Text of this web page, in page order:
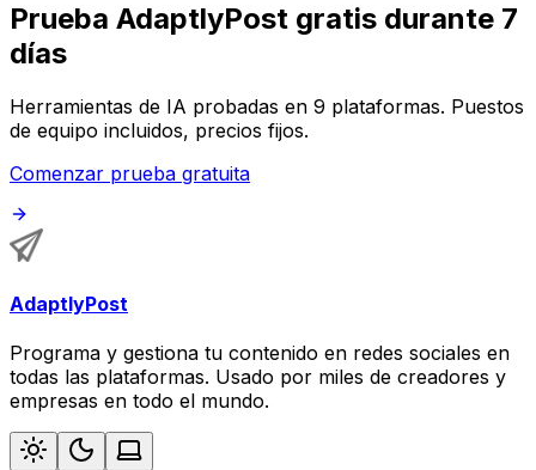
Prueba AdaptlyPost gratis durante 7
días
Herramientas de IA probadas en 9 plataformas. Puestos
de equipo incluidos, precios fijos.
Comenzar prueba gratuita
AdaptlyPost
Programa y gestiona tu contenido en redes sociales en
todas las plataformas. Usado por miles de creadores y
empresas en todo el mundo.